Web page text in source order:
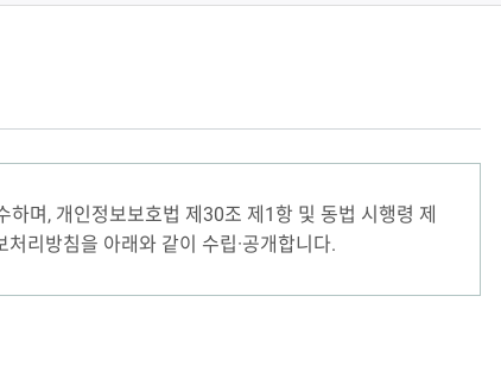
며, 개인정보보호법 제30조 제1항 및 동법 시행령 제
리방침을 아래와 같이 수립·공개합니다.